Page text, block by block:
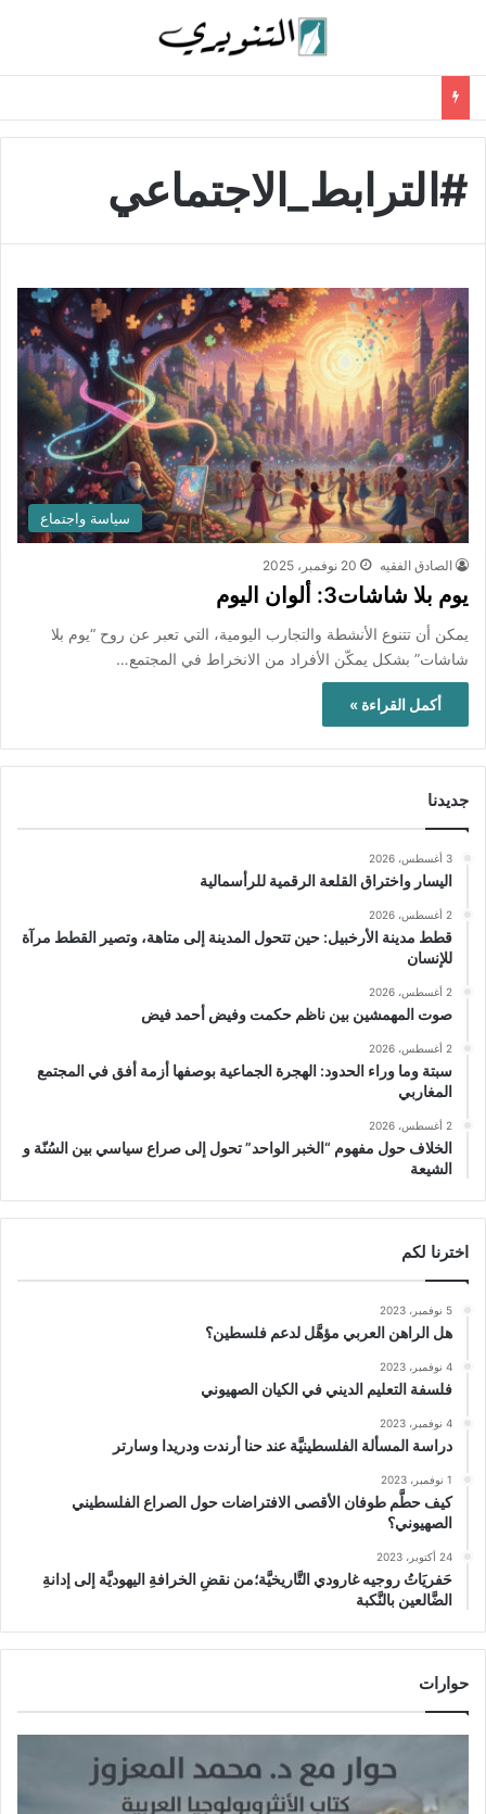
#الترابط_الاجتماعي
سياسة واجتماع
الصادق الفقيه 20 نوفمبر، 2025
يوم بلا شاشات3: ألوان اليوم
يمكن أن تتنوع الأنشطة والتجارب اليومية، التي تعبر عن روح “يوم بلا
شاشات” بشكل يمكّن الأفراد من الانخراط في المجتمع…
أكمل القراءة »
جديدنا
3 أغسطس، 2026
اليسار واختراق القلعة الرقمية للرأسمالية
2 أغسطس، 2026
قطط مدينة الأرخبيل: حين تتحول المدينة إلى متاهة، وتصير القطط مرآة
للإنسان
2 أغسطس، 2026
صوت المهمشين بين ناظم حكمت وفيض أحمد فيض
2 أغسطس، 2026
سبتة وما وراء الحدود: الهجرة الجماعية بوصفها أزمة أفق في المجتمع
المغاربي
2 أغسطس، 2026
الخلاف حول مفهوم “الخبر الواحد” تحول إلى صراع سياسي بين السُنّة و
الشيعة
اخترنا لكم
5 نوفمبر، 2023
هل الراهن العربي مؤهَّل لدعم فلسطين؟
4 نوفمبر، 2023
فلسفة التعليم الديني في الكيان الصهيوني
4 نوفمبر، 2023
دراسة المسألة الفلسطينيَّة عند حنا أرندت ودريدا وسارتر
1 نوفمبر، 2023
كيف حطَّم طوفان الأقصى الافتراضات حول الصراع الفلسطيني
الصهيوني؟
24 أكتوبر، 2023
حَفريَاتُ روجيه غارودي التَّاريخيَّة؛من نقضِ الخرافةِ اليهوديَّة إلى إدانةِ
الضَّالعين بالنَّكبة
حوارات